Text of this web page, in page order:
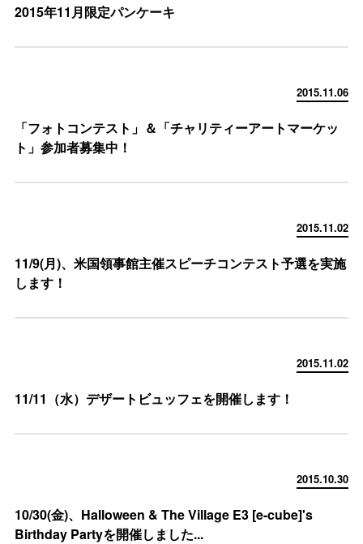
2015年11月限定パンケーキ
2015.11.06
「フォトコンテスト」＆「チャリティーアートマーケッ
ト」参加者募集中！
2015.11.02
11/9(月)、米国領事館主催スピーチコンテスト予選を実施
します！
2015.11.02
11/11（水）デザートビュッフェを開催します！
2015.10.30
10/30(金)、Halloween & The Village E3 [e-cube]'s
Birthday Partyを開催しました...